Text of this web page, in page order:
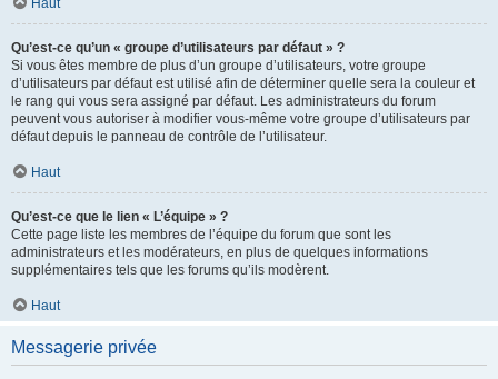
Haut
Qu’est-ce qu’un « groupe d’utilisateurs par défaut » ?
Si vous êtes membre de plus d’un groupe d’utilisateurs, votre groupe
d’utilisateurs par défaut est utilisé afin de déterminer quelle sera la couleur et
le rang qui vous sera assigné par défaut. Les administrateurs du forum
peuvent vous autoriser à modifier vous-même votre groupe d’utilisateurs par
défaut depuis le panneau de contrôle de l’utilisateur.
Haut
Qu’est-ce que le lien « L’équipe » ?
Cette page liste les membres de l’équipe du forum que sont les
administrateurs et les modérateurs, en plus de quelques informations
supplémentaires tels que les forums qu’ils modèrent.
Haut
Messagerie privée